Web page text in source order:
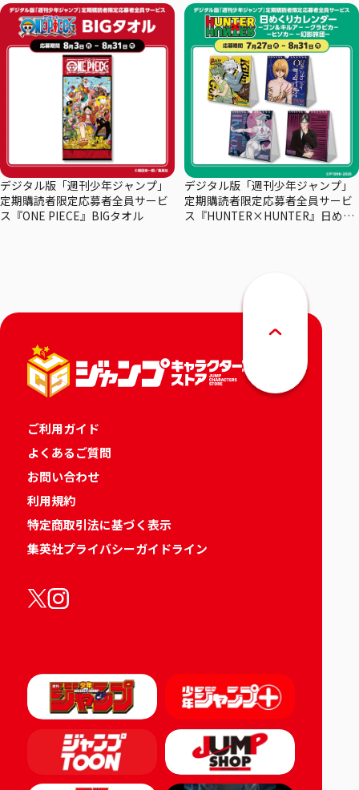
デジタル版「週刊少年ジャンプ」
定期購読者限定応募者全員サービ
ス『ONE PIECE』BIGタオル
デジタル版「週刊少年ジャンプ」
定期購読者限定応募者全員サービ
ス『HUNTER×HUNTER』日めく
ご利用ガイド
よくあるご質問
お問い合わせ
利用規約
特定商取引法に基づく表示
集英社プライバシーガイドライン